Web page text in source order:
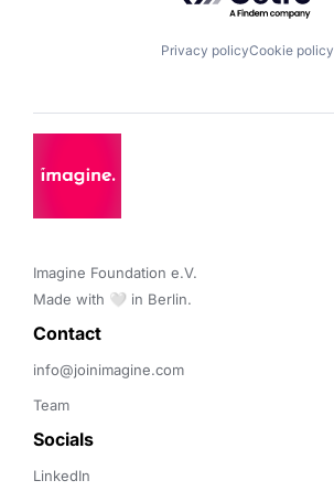
Privacy policyCookie policy
Imagine Foundation e.V.
Made with 🤍 in Berlin.
Contact
info@joinimagine.com
Team
Socials
LinkedIn